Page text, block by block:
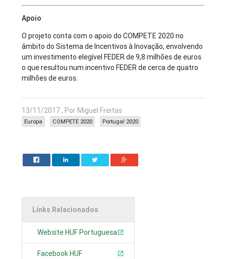
Apoio
O projeto conta com o apoio do COMPETE 2020 no
âmbito do Sistema de Incentivos à Inovação, envolvendo
um investimento elegível FEDER de 9,8 milhões de euros
o que resultou num incentivo FEDER de cerca de quatro
milhões de euros.
13/11/2017 , Por Miguel Freitas
Portugal 2020
COMPETE 2020
Europa
Links Relacionados
Website HUF Portuguesa
Facebook HUF